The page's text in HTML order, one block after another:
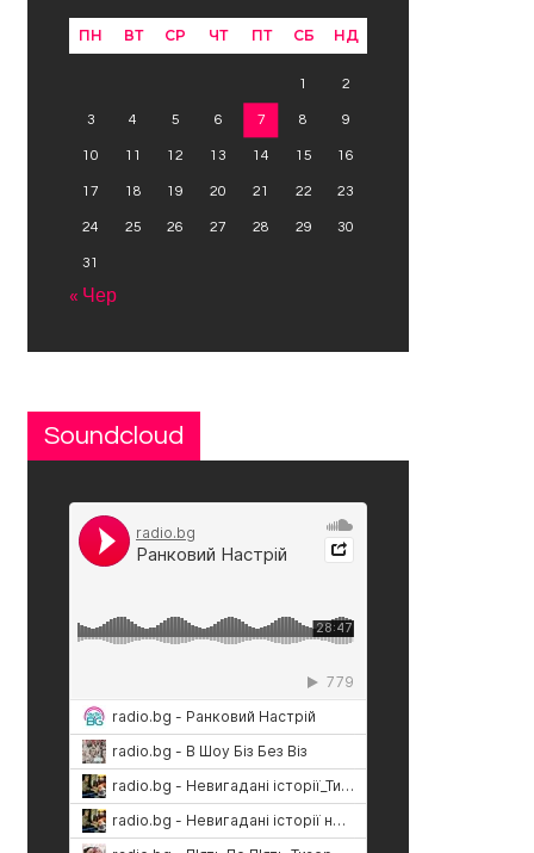
ПН ВТ СР ЧТ ПТ СБ НД
1 2
3 4 5 6 7 8 9
10 11 12 13 14 15 16
17 18 19 20 21 22 23
24 25 26 27 28 29 30
31
« Чер
Soundcloud